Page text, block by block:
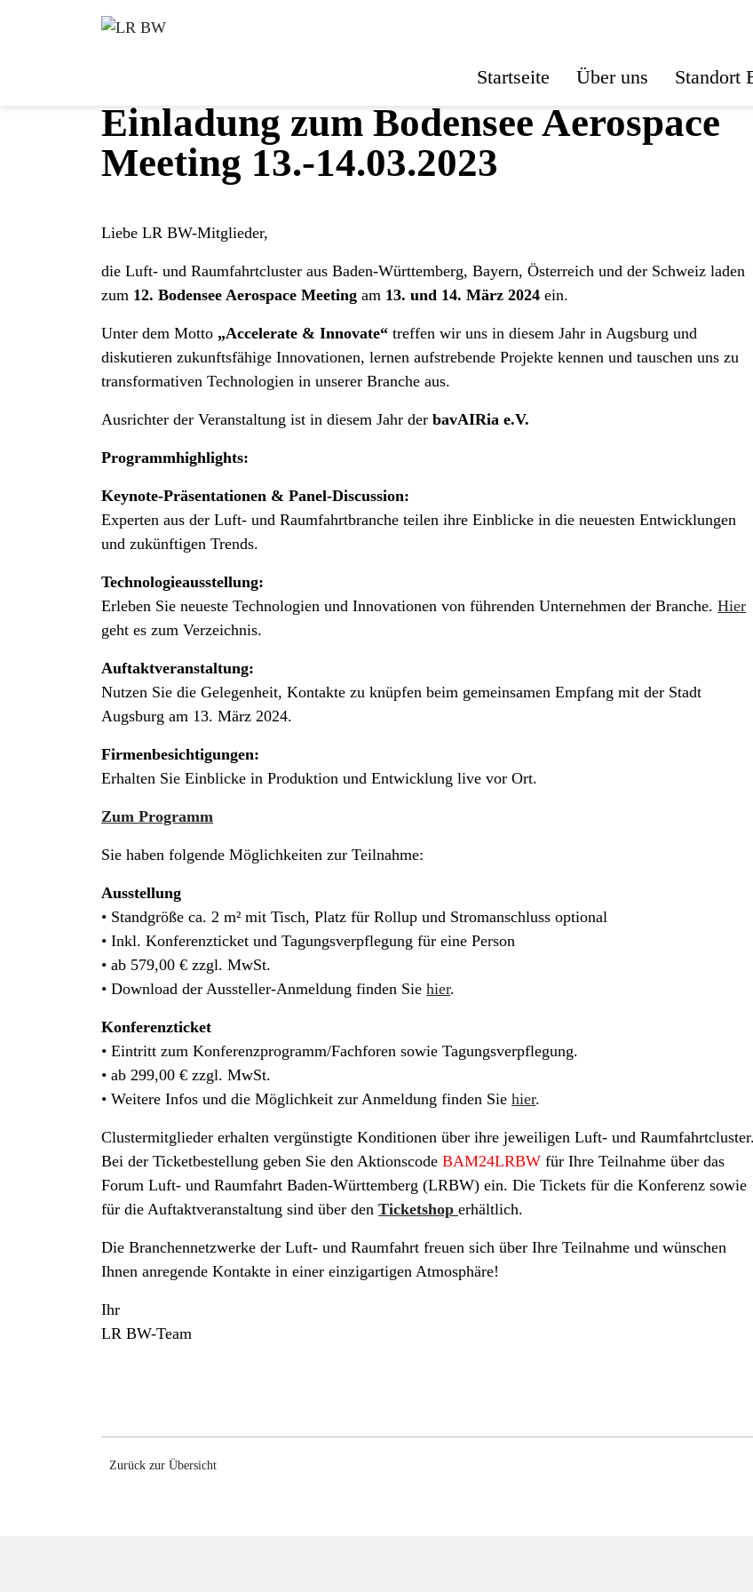
Startseite Über uns Standort
Einladung zum Bodensee Aerospace
Meeting 13.-14.03.2023
Liebe LR BW-Mitglieder,
die Luft- und Raumfahrtcluster aus Baden-Württemberg, Bayern, Österreich und der Schweiz laden
zum 12. Bodensee Aerospace Meeting am 13. und 14. März 2024 ein.
Unter dem Motto „Accelerate & Innovate“ treffen wir uns in diesem Jahr in Augsburg und
diskutieren zukunftsfähige Innovationen, lernen aufstrebende Projekte kennen und tauschen uns zu
transformativen Technologien in unserer Branche aus.
Ausrichter der Veranstaltung ist in diesem Jahr der bavAIRia e.V.
Programmhighlights:
Keynote-Präsentationen & Panel-Discussion:
Experten aus der Luft- und Raumfahrtbranche teilen ihre Einblicke in die neuesten Entwicklungen
und zukünftigen Trends.
Technologieausstellung:
Erleben Sie neueste Technologien und Innovationen von führenden Unternehmen der Branche. Hier
geht es zum Verzeichnis.
Auftaktveranstaltung:
Nutzen Sie die Gelegenheit, Kontakte zu knüpfen beim gemeinsamen Empfang mit der Stadt
Augsburg am 13. März 2024.
Firmenbesichtigungen:
Erhalten Sie Einblicke in Produktion und Entwicklung live vor Ort.
Zum Programm
Sie haben folgende Möglichkeiten zur Teilnahme:
Ausstellung
• Standgröße ca. 2 m² mit Tisch, Platz für Rollup und Stromanschluss optional
• Inkl. Konferenzticket und Tagungsverpflegung für eine Person
• ab 579,00 € zzgl. MwSt.
• Download der Aussteller-Anmeldung finden Sie hier.
Konferenzticket
• Eintritt zum Konferenzprogramm/Fachforen sowie Tagungsverpflegung.
• ab 299,00 € zzgl. MwSt.
• Weitere Infos und die Möglichkeit zur Anmeldung finden Sie hier.
Clustermitglieder erhalten vergünstigte Konditionen über ihre jeweiligen Luft- und Raumfahrtcluster.
Bei der Ticketbestellung geben Sie den Aktionscode BAM24LRBW für Ihre Teilnahme über das
Forum Luft- und Raumfahrt Baden-Württemberg (LRBW) ein. Die Tickets für die Konferenz sowie
für die Auftaktveranstaltung sind über den Ticketshop erhältlich.
Die Branchennetzwerke der Luft- und Raumfahrt freuen sich über Ihre Teilnahme und wünschen
Ihnen anregende Kontakte in einer einzigartigen Atmosphäre!
Ihr
LR BW-Team
Zurück zur Übersicht